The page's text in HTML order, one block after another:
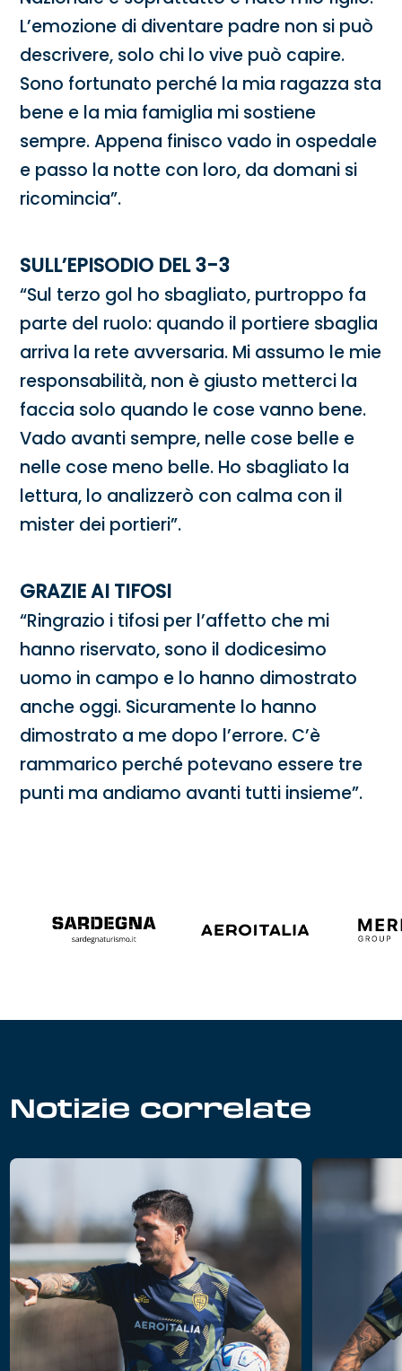
L’emozione di diventare padre non si può
descrivere, solo chi lo vive può capire.
Sono fortunato perché la mia ragazza sta
bene e la mia famiglia mi sostiene
sempre. Appena finisco vado in ospedale
e passo la notte con loro, da domani si
ricomincia”.
SULL’EPISODIO DEL 3-3
“Sul terzo gol ho sbagliato, purtroppo fa
parte del ruolo: quando il portiere sbaglia
arriva la rete avversaria. Mi assumo le mie
responsabilità, non è giusto metterci la
faccia solo quando le cose vanno bene.
Vado avanti sempre, nelle cose belle e
nelle cose meno belle. Ho sbagliato la
lettura, lo analizzerò con calma con il
mister dei portieri”.
GRAZIE AI TIFOSI
“Ringrazio i tifosi per l’affetto che mi
hanno riservato, sono il dodicesimo
uomo in campo e lo hanno dimostrato
anche oggi. Sicuramente lo hanno
dimostrato a me dopo l’errore. C’è
rammarico perché potevano essere tre
punti ma andiamo avanti tutti insieme”.
Notizie correlate